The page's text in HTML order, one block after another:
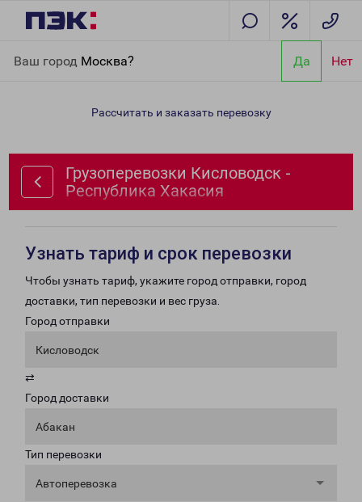
Ваш город Москва? Да Нет
Республика Хакасия
Рассчитать и заказать перевозку
Грузоперевозки Кисловодск -
Республика Хакасия
Узнать тариф и срок перевозки
Чтобы узнать тариф, укажите город отправки, город
доставки, тип перевозки и вес груза.
Город отправки
Кисловодск
⇄
Город доставки
Абакан
Тип перевозки
Автоперевозка